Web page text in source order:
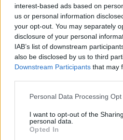
interest-based ads based on
us or personal information
your opt-out. You may separately
disclosure of your personal
IAB’s list of downstream
also be disclosed by us to third
Downstream Participants that may
Personal Data Processing
I want to opt-out of the
personal data.
Opted In
Druga odsłona tego
znakomitych akcji ze strony
którym Kubon i jego koledzy
dość spore
postanowiło uspokoić nieco
widzieliśmy zbyt wiele akcji.
podopiecznym Veggiego na
sytuacji w złocie. Dopiero w
zawodnicy IHG. Niemniej
Ascent wyłapało